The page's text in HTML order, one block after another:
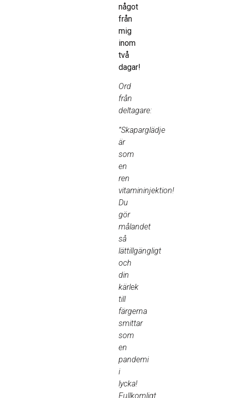
något
från
mig
inom
två
dagar!
Ord
från
deltagare:
”Skaparglädje
är
som
en
ren
vitamininjektion!
Du
gör
målandet
så
lättillgängligt
och
din
kärlek
till
färgerna
smittar
som
en
pandemi
i
lycka!
Fullkomligt